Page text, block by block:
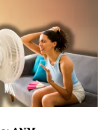
de stat Tezaur
titlurile de 1, 3